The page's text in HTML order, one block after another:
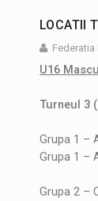
LOCATII
Federatia
U16
Turneul 3
Grupa 1 –
Grupa 1 –
Grupa 2 –